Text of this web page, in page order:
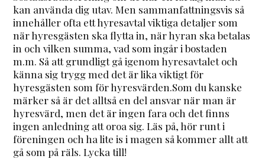
kan använda dig utav. Men sammanfattningsvis så
innehåller ofta ett hyresavtal viktiga detaljer som
när hyresgästen ska flytta in, när hyran ska betalas
in och vilken summa, vad som ingår i bostaden
m.m. Så att grundligt gå igenom hyresavtalet och
känna sig trygg med det är lika viktigt för
hyresgästen som för hyresvärden.Som du kanske
märker så är det alltså en del ansvar när man är
hyresvärd, men det är ingen fara och det finns
ingen anledning att oroa sig. Läs på, hör runt i
föreningen och ha lite is i magen så kommer allt att
gå som på räls. Lycka till!